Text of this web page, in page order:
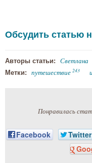
Обсудить статью
Авторы статьи: Светлана
Метки: путешествие 243
Понравилась
Facebook Twitter